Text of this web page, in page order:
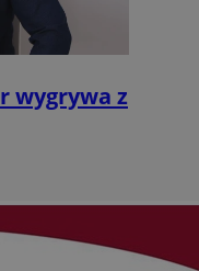
wygrywa z